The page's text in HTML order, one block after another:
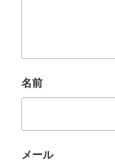
名前
メール